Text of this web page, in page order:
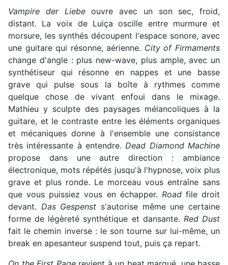
Vampire der Liebeouvre avec un son sec, froid,
distant. La voix de Luiça oscille entre murmure et
morsure, les synthés découpent l'espace sonore, avec
une guitare qui résonne, aérienne. City of Firmaments
change d'angle : plus new-wave, plus ample, avec un
synthétiseur qui résonne en nappes et une basse
grave qui pulse sous la boîte à rythmes comme
quelque chose de vivant enfoui dans le mixage.
Mathieu y sculpte des paysages mélancoliques à la
guitare, et le contraste entre les éléments organiques
et mécaniques donne à l'ensemble une consistance
très intéressante à entendre. Dead Diamond Machine
propose dans une autre direction : ambiance
électronique, mots répétés jusqu'à l'hypnose, voix plus
grave et plus ronde. Le morceau vous entraîne sans
que vous puissiez vous en échapper. Roadfile droit
devant. Das Gespenst s'autorise même une certaine
forme de légèreté synthétique et dansante. Red Dust
fait le chemin inverse : le son tourne sur lui-même, un
break en apesanteur suspend tout, puis ça repart.